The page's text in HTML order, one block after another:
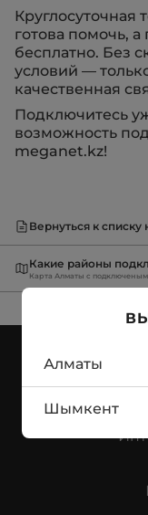
Круглосуточная
готова помочь,
бесплатно. Без
условий —
качественная
Подключитесь
возможность
meganet.kz!
Вернуться к списку
Какие районы
Карта Алматы с
Алматы
Шымкент